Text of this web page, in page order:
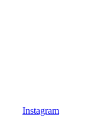
Instagram